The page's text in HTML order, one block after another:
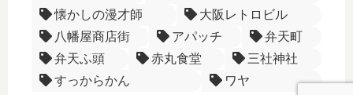
懐かしの漫才師
大阪レトロビル
八幡屋商店街
アパッチ
弁天町
弁天ふ頭
赤丸食堂
三社神社
すっからかん
ワヤ